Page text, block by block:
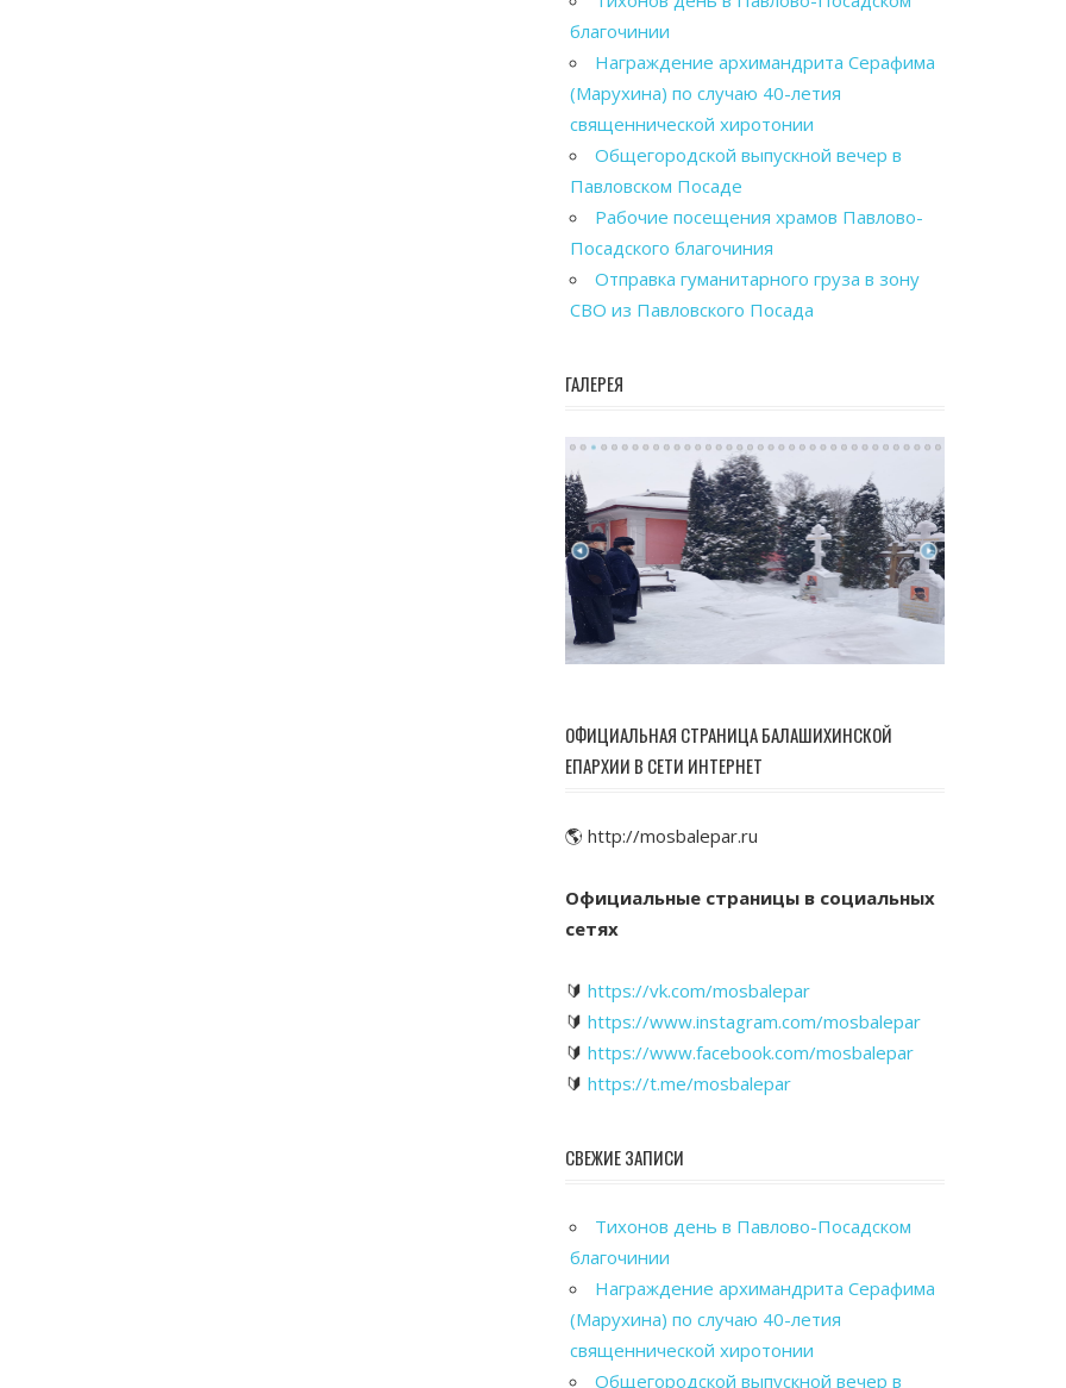
благочинии
Награждение архимандрита Серафима
(Марухина) по случаю 40-летия
священнической хиротонии
Общегородской выпускной вечер в
Павловском Посаде
Рабочие посещения храмов Павлово-
Посадского благочиния
Отправка гуманитарного груза в зону
СВО из Павловского Посада
ГАЛЕРЕЯ
ОФИЦИАЛЬНАЯ СТРАНИЦА БАЛАШИХИНСКОЙ
ЕПАРХИИ В СЕТИ ИНТЕРНЕТ
🌎 http://mosbalepar.ru
Официальные страницы в социальных
сетях
🔰 https://vk.com/mosbalepar
🔰 https://www.instagram.com/mosbalepar
🔰 https://www.facebook.com/mosbalepar
🔰 https://t.me/mosbalepar
СВЕЖИЕ ЗАПИСИ
Тихонов день в Павлово-Посадском
благочинии
Награждение архимандрита Серафима
(Марухина) по случаю 40-летия
священнической хиротонии
Общегородской выпускной вечер в